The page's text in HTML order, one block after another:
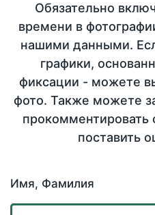
Обязательно
времени в
нашими данными.
графики,
фиксации - можете
фото. Также можете
прокомментировать
поставить
Имя, Фамилия